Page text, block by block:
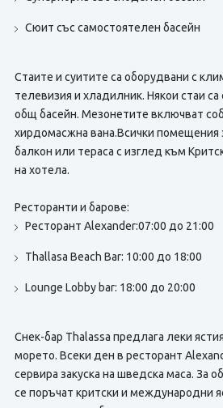
Сюит със самостоятелен басейн
Стаите и суитите са оборудвани с
телевизия и хладилник. Някои стаи
общ басейн. Мезонетите включват
хирдомасжна вана.Всички помещения
балкон или тераса с изглед към
на хотела.
Ресторанти и барове:
Ресторант Alexander:07:00 до 21:00
Thallasa Beach Bar: 10:00 до 18:00
Lounge Lobby bar: 18:00 до 20:00
Снек-бар Thalassa предлага леки
морето. Всеки ден в ресторант
сервира закуска на шведска маса. За
се поръчат критски и международни